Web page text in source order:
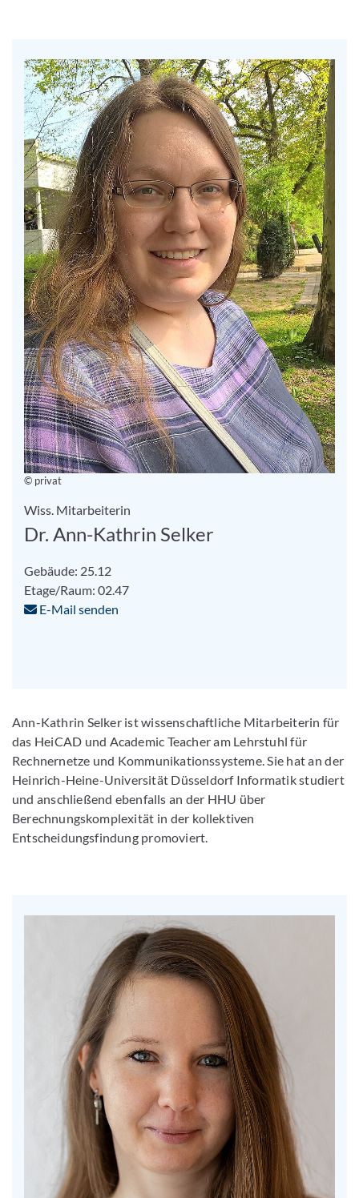
© privat
Wiss. Mitarbeiterin
Dr. Ann-Kathrin Selker
Gebäude: 25.12
Etage/Raum: 02.47
E-Mail senden
Ann-Kathrin Selker ist wissenschaftliche Mitarbeiterin für
das HeiCAD und Academic Teacher am Lehrstuhl für
Rechnernetze und Kommunikationssysteme. Sie hat an der
Heinrich-Heine-Universität Düsseldorf Informatik studiert
und anschließend ebenfalls an der HHU über
Berechnungskomplexität in der kollektiven
Entscheidungsfindung promoviert.